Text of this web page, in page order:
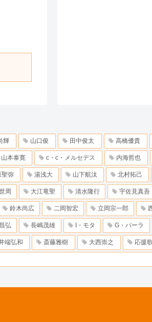
輝 山口俊 田中俊太 高橋優貴
山本泰寛 c・c・メルセデス 内海哲也
聖弥 湯浅大 山下航汰 北村拓己
周 大江竜聖 清水隆行 宇佐見真吾
鈴木尚広 二岡智宏 立岡宗一郎
弘 長嶋茂雄 I・モタ G・パーラ
端弘和 斎藤雅樹 大西崇之 応援歌